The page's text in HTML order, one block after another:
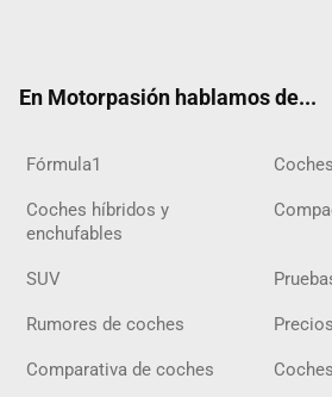
En Motorpasión hablamos de...
Fórmula1
Coches híbridos y
enchufables
SUV
Rumores de coches
Comparativa de coches